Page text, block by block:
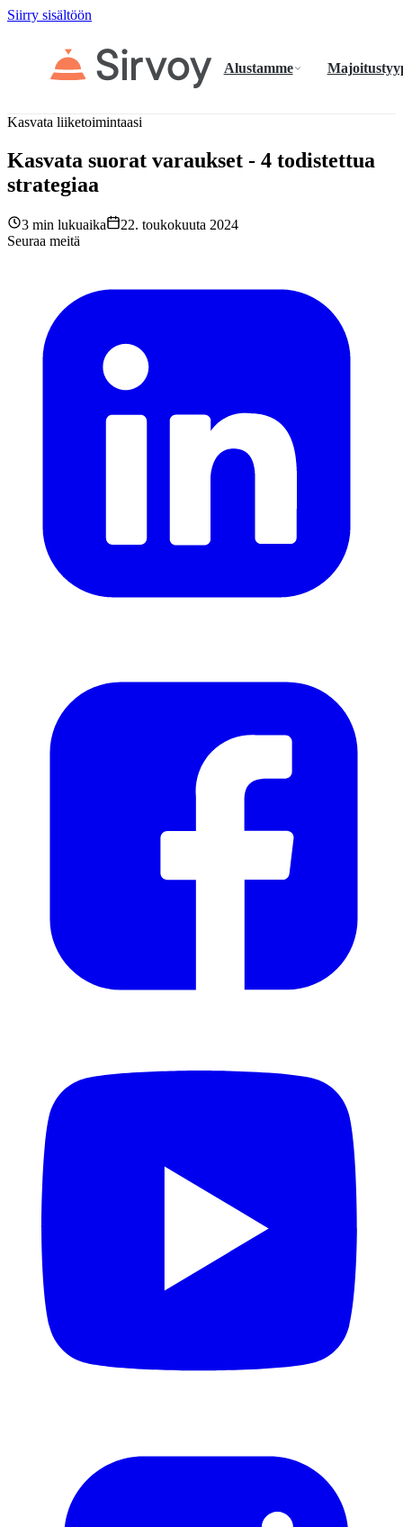
Siirry sisältöön
Alustamme
Kasvata liiketoimintaasi
Kasvata suorat varaukset - 4 todistettua
strategiaa
3 min lukuaika
22. toukokuuta 2024
Seuraa meitä